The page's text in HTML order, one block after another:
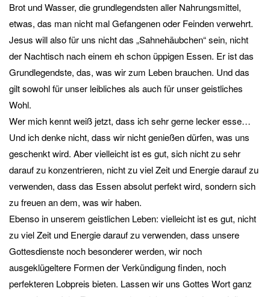
Brot und Wasser, die grundlegendsten aller Nahrungsmittel,
etwas, das man nicht mal Gefangenen oder Feinden verwehrt.
Jesus will also für uns nicht das „Sahnehäubchen“ sein, nicht
der Nachtisch nach einem eh schon üppigen Essen. Er ist das
Grundlegendste, das, was wir zum Leben brauchen. Und das
gilt sowohl für unser leibliches als auch für unser geistliches
Wohl.
Wer mich kennt weiß jetzt, dass ich sehr gerne lecker esse…
Und ich denke nicht, dass wir nicht genießen dürfen, was uns
geschenkt wird. Aber vielleicht ist es gut, sich nicht zu sehr
darauf zu konzentrieren, nicht zu viel Zeit und Energie darauf zu
verwenden, dass das Essen absolut perfekt wird, sondern sich
zu freuen an dem, was wir haben.
Ebenso in unserem geistlichen Leben: vielleicht ist es gut, nicht
zu viel Zeit und Energie darauf zu verwenden, dass unsere
Gottesdienste noch besonderer werden, wir noch
ausgeklügeltere Formen der Verkündigung finden, noch
perfekteren Lobpreis bieten. Lassen wir uns Gottes Wort ganz